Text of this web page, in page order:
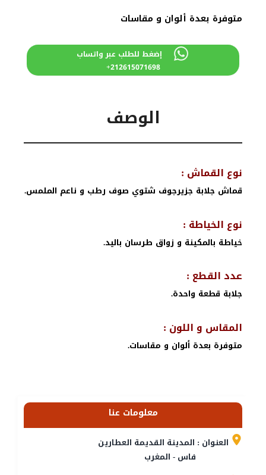
متوفرة بعدة ألوان و مقاسات
إضغط للطلب عبر واتساب
212615071698+
الوصف
نوع القماش :
قماش جلابة جزيرجوف شتوي صوف رطب و ناعم الملمس.
نوع الخياطة :
خياطة بالمكينة و زواق طرسان باليد.
عدد القطع :
جلابة قطعة واحدة.
المقاس و اللون :
متوفرة بعدة ألوان و مقاسات.
معلومات عنا
العنوان : المدينة القديمة العطارين
فاس - المغرب